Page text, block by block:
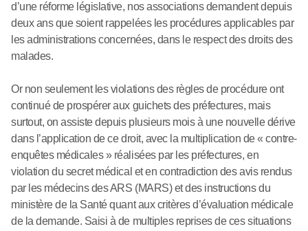
d’une réforme législative, nos associations demandent depuis
deux ans que soient rappelées les procédures applicables par
les administrations concernées, dans le respect des droits des
malades.
Or non seulement les violations des règles de procédure ont
continué de prospérer aux guichets des préfectures, mais
surtout, on assiste depuis plusieurs mois à une nouvelle dérive
dans l’application de ce droit, avec la multiplication de « contre-
enquêtes médicales » réalisées par les préfectures, en
violation du secret médical et en contradiction des avis rendus
par les médecins des ARS (MARS) et des instructions du
ministère de la Santé quant aux critères d’évaluation médicale
de la demande. Saisi à de multiples reprises de ces situations